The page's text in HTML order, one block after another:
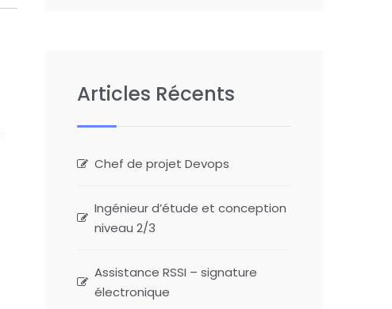
Articles Récents
Chef de projet Devops
Ingénieur d’étude et conception
niveau 2/3
Assistance RSSI – signature
électronique